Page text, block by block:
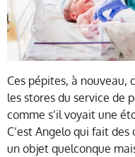
Ces pépites, à nouveau,
les stores du service de
comme s’il voyait une
C’est Angelo qui fait
un objet quelconque